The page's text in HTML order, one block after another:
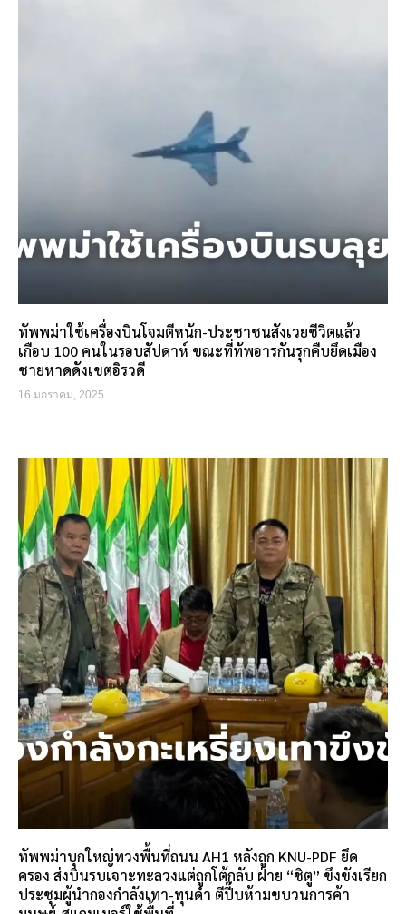
ทัพพม่าใช้เครื่องบินโจมตีหนัก-ประชาชนสังเวยชีวิตแล้ว
เกือบ 100 คนในรอบสัปดาห์ ขณะที่ทัพอารกันรุกคืบยึดเมือง
ชายหาดดังเขตอิรวดี
16 มกราคม, 2025
ทัพพม่าบุกใหญ่ทวงพื้นที่ถนน AH1 หลังถูก KNU-PDF ยึด
ครอง ส่งบินรบเจาะทะลวงแต่ถูกโต้กลับ ฝ่าย “ชิตู” ขึงขังเรียก
ประชุมผู้นำกองกำลังเทา-ทุนดำ ตีปี๊บห้ามขบวนการค้า